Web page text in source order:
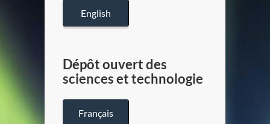
English
Dépôt ouvert des
sciences et technologie
Français